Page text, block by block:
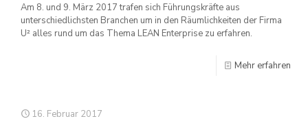
Am 8. und 9. März 2017 trafen sich Führungskräfte aus
unterschiedlichsten Branchen um in den Räumlichkeiten der Firma
U² alles rund um das Thema LEAN Enterprise zu erfahren.
Mehr erfahren
16. Februar 2017